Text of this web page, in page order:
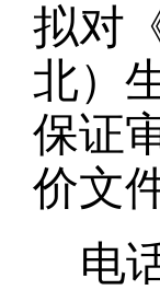
拟对
北）
保证
价文
电